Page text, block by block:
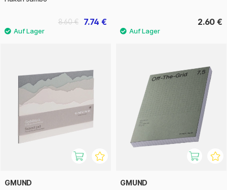
7.74 €
8.60 € 2.60 €
GMUND GMUND